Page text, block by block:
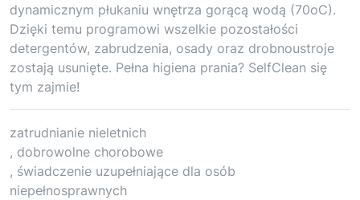
dynamicznym płukaniu wnętrza gorącą wodą (70oC).
Dzięki temu programowi wszelkie pozostałości
detergentów, zabrudzenia, osady oraz drobnoustroje
zostają usunięte. Pełna higiena prania? SelfClean się
tym zajmie!
zatrudnianie nieletnich
, dobrowolne chorobowe
, świadczenie uzupełniające dla osób
niepełnosprawnych